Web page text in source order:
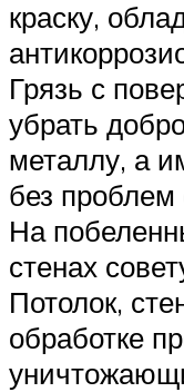
краску,
Грязь с
убрать
металлу, а
без
На
стенах
Потолок,
обработке